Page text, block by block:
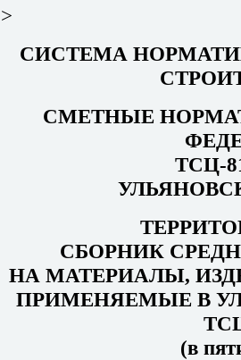
>
СИСТЕМА
СМЕТНЫЕ
ТСЦ-
СБОРНИК
НА МАТЕРИАЛЫ,
ПРИМЕНЯЕМЫЕ В
(в